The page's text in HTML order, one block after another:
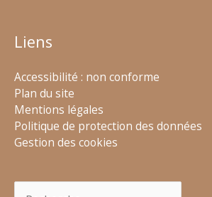
Liens
Accessibilité : non conforme
Plan du site
Mentions légales
Politique de protection des données
Gestion des cookies